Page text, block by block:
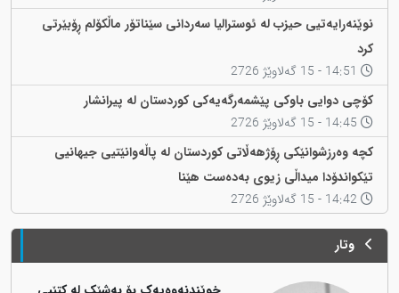
نوێنەرایەتیی حیزب لە ئوسترالیا سەردانی سێناتۆر ماڵکۆلم ڕۆبێرتی
کرد
کۆچی دوایی باوکی پێشمەرگەیەکی کوردستان لە پیرانشار
کچە وەرزشوانێکی ڕۆژهەڵاتی کوردستان لە پاڵەوانێتیی جیهانیی
تێکواندۆدا میداڵی زیوی بەدەست هێنا
وتار